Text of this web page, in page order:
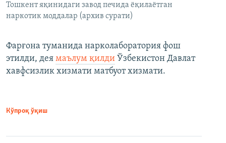
Тошкент яқинидаги завод печида ёқилаётган
наркотик моддалар (архив сурати)
Фарғона туманида нарколаборатория фош
этилди, дея маълум қилди Ўзбекистон Давлат
хавфсизлик хизмати матбуот хизмати.
Кўпроқ ўқиш